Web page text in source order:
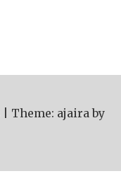
Theme: ajaira by